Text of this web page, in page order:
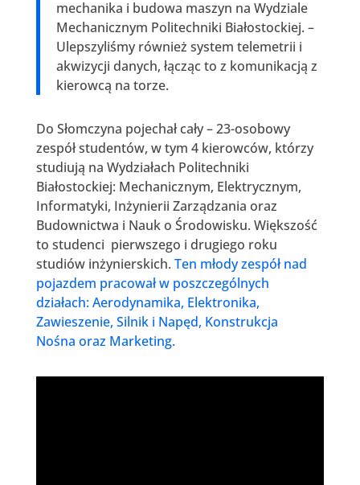
mechanika i budowa maszyn na Wydziale
Mechanicznym Politechniki Białostockiej. –
Ulepszyliśmy również system telemetrii i
akwizycji danych, łącząc to z komunikacją z
kierowcą na torze.
Do Słomczyna pojechał cały – 23-osobowy
zespół studentów, w tym 4 kierowców, którzy
studiują na Wydziałach Politechniki
Białostockiej: Mechanicznym, Elektrycznym,
Informatyki, Inżynierii Zarządzania oraz
Budownictwa i Nauk o Środowisku. Większość
to studenci pierwszego i drugiego roku
studiów inżynierskich. Ten młody zespół nad
pojazdem pracował w poszczególnych
działach: Aerodynamika, Elektronika,
Zawieszenie, Silnik i Napęd, Konstrukcja
Nośna oraz Marketing.